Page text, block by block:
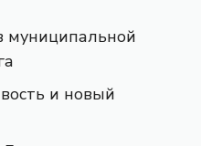
муниципальной
и новый